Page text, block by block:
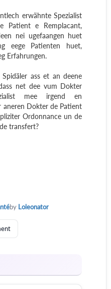
erwähnte Spezialist
Patient e Remplacant,
nei ugefaangen huet
eege Patienten huet,
Erfahrungen.
ass et an deene
net dee vum Dokter
mee irgend en
aneren Dokter de Patient
Ordonnance un de
transfert?
by Loleonator